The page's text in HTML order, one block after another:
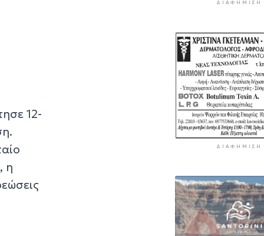
12-
η
ΔΙΑΦΉΜΙΣΗ
ΔΙΑΦΉΜΙΣΗ